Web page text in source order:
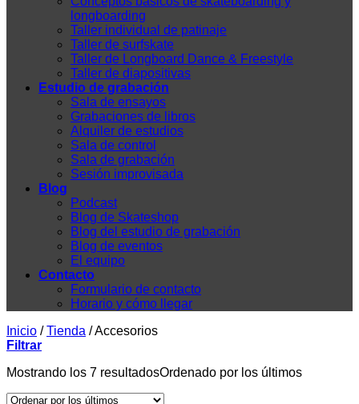
longboarding
Taller individual de patinaje
Taller de surfskate
Taller de Longboard Dance & Freestyle
Taller de diapositivas
Estudio de grabación
Sala de ensayos
Grabaciones de libros
Alquiler de estudios
Sala de control
Sala de grabación
Sesión improvisada
Blog
Podcast
Blog de Skateshop
Blog del estudio de grabación
Blog de eventos
El equipo
Contacto
Formulario de contacto
Horario y cómo llegar
Inicio / Tienda /Accesorios
Filtrar
Mostrando los 7 resultadosOrdenado por los últimos